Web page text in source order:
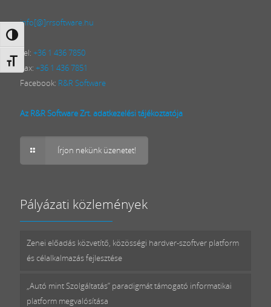
Nagy kontraszt váltása
Betűméret váltása
info[@]rrsoftware.hu
Tel: +36 1 436 7850
Fax: +36 1 436 7851
Facebook: R&R Software
Az R&R Software Zrt. adatkezelési tájékoztatója
Írjon nekünk üzenetet!
Pályázati közlemények
Zenei előadás közvetítő, közösségi hardver-szoftver platform
és célalkalmazás fejlesztése
„Autó mint Szolgáltatás” paradigmát támogató informatikai
platform megvalósítása